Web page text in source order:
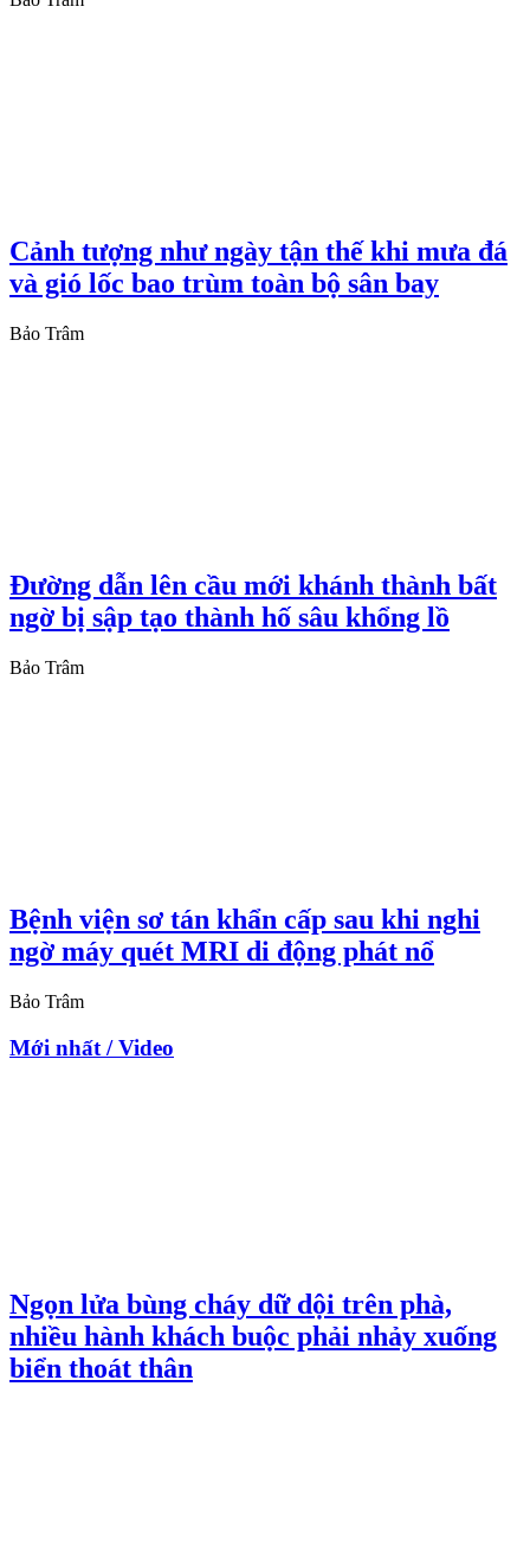
Cảnh tượng như ngày tận thế khi mưa đá
và gió lốc bao trùm toàn bộ sân bay
Bảo Trâm
Đường dẫn lên cầu mới khánh thành bất
ngờ bị sập tạo thành hố sâu khổng lồ
Bảo Trâm
Bệnh viện sơ tán khẩn cấp sau khi nghi
ngờ máy quét MRI di động phát nổ
Bảo Trâm
Mới nhất / Video
Ngọn lửa bùng cháy dữ dội trên phà,
nhiều hành khách buộc phải nhảy xuống
biển thoát thân